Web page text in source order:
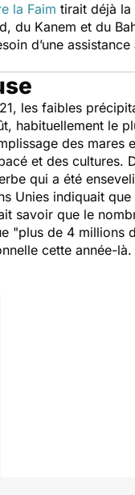
la Faim tirait déjà la
du Kanem et du
d’une assistance
les faibles
habituellement
des
et des
qui a été
Unies indiquait
savoir que le
"plus de 4 millions
cette